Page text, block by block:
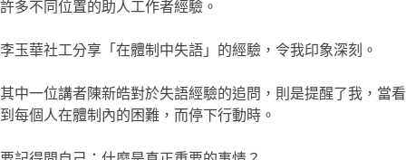
許多不同位置的助人工作者經驗。
李玉華社工分享「在體制中失語」的經驗，令我印象深刻。
其中一位講者陳新皓對於失語經驗的追問，則是提醒了我，當看
到每個人在體制內的困難，而停下行動時。